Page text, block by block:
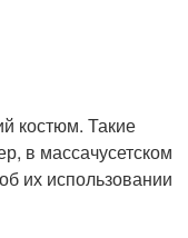
костюм. Такие
в массачусетском
их использовании